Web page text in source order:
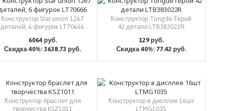
Конструктор Star union 1267
деталей, 6 фигурок LT70666
6064 руб.
Скидка 40%: 3638.73 руб.
КУПИТЬ
Конструктор Tongde Герой
42 детали LTB383022R
129 руб.
Скидка 40%: 77.42 руб.
КУПИТЬ
Конструктор браслет для
творчества KSZ1011
Конструктор в дисплее 16шт
LTMG1035